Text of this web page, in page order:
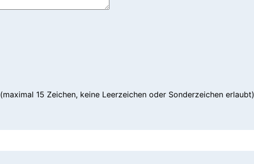
(maximal 15 Zeichen, keine Leerzeichen oder Sonderzeichen erlaubt)